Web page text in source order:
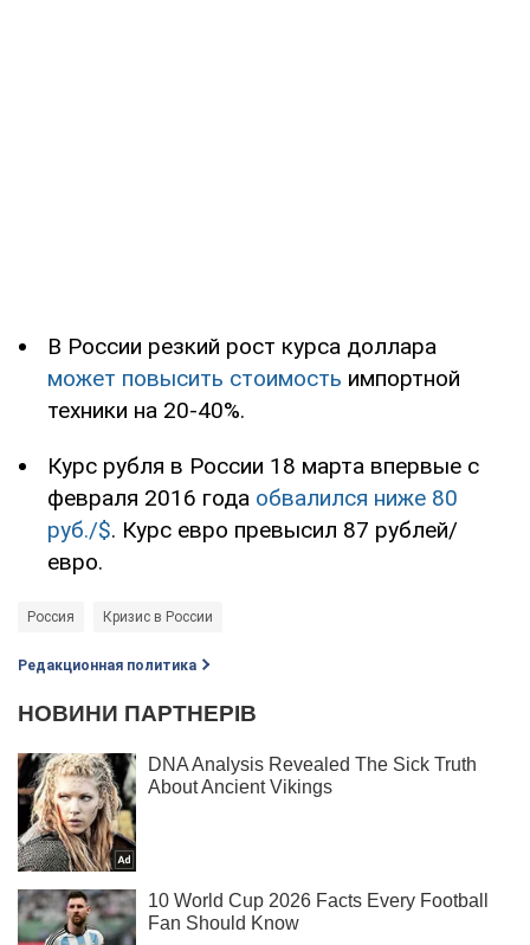
В России резкий рост курса доллара
может повысить стоимость импортной
техники на 20-40%.
Курс рубля в России 18 марта впервые с
февраля 2016 года обвалился ниже 80
руб./$. Курс евро превысил 87 рублей/
евро.
Россия Кризис в России
Редакционная политика